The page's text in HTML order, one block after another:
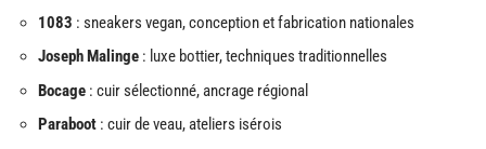
1083 : sneakers vegan, conception et fabrication nationales
Joseph Malinge : luxe bottier, techniques traditionnelles
Bocage : cuir sélectionné, ancrage régional
Paraboot : cuir de veau, ateliers isérois